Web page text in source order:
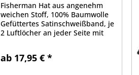
Fisherman Hat aus angenehm
weichen Stoff, 100% Baumwolle
Gefüttertes Satinschweißband, je
2 Luftlöcher an jeder Seite mit
S/M (ca. 56cm Kopfumfang) oder
ab 17,95 € *